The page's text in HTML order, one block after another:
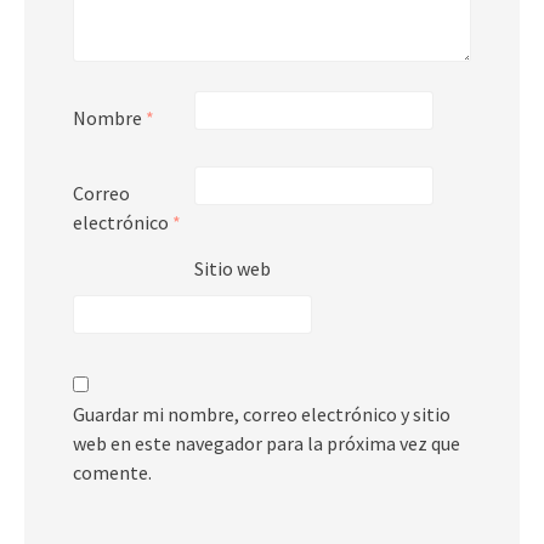
Nombre *
Correo
electrónico *
Sitio web
Guardar mi nombre, correo electrónico y sitio
web en este navegador para la próxima vez que
comente.